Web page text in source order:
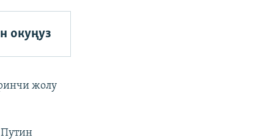
окуңуз
жолу